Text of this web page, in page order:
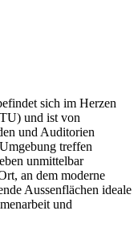
sich im Herzen
und ist von
und Auditorien
treffen
unmittelbar
an dem moderne
Aussenflächen ideale
und